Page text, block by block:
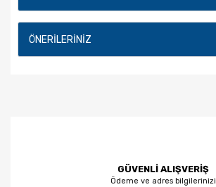
ÖNERILERINIZ
GÜVENLİ ALIŞVERİŞ
Ödeme ve adres bilgilerinizi